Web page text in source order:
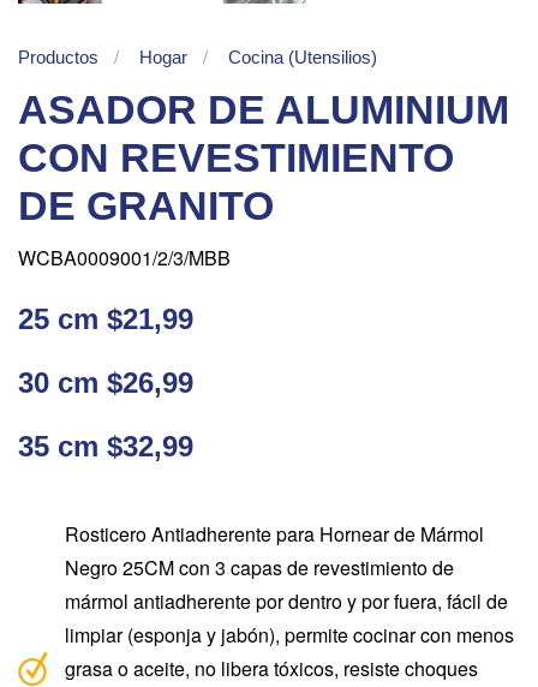
Productos Hogar Cocina (Utensilios)
ASADOR DE ALUMINIUM
CON REVESTIMIENTO
DE GRANITO
WCBA0009001/2/3/MBB
25 cm $21,99
30 cm $26,99
35 cm $32,99
Rosticero Antiadherente para Hornear de Mármol
Negro 25CM con 3 capas de revestimiento de
mármol antiadherente por dentro y por fuera, fácil de
limpiar (esponja y jabón), permite cocinar con menos
grasa o aceite, no libera tóxicos, resiste choques